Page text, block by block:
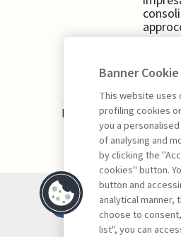
La consultazione dei
Banner Cookie
This website uses
profiling cookies
you a
of analysing and
by clicking the
cookies" button.
button and
analytical
choose to
list", you can